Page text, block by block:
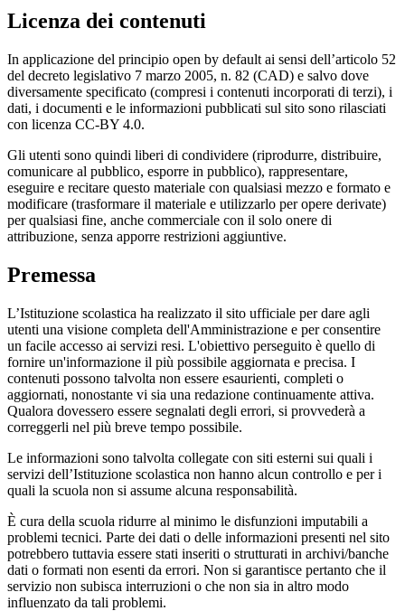
Licenza dei contenuti
In applicazione del principio open by default ai sensi dell’articolo 52
del decreto legislativo 7 marzo 2005, n. 82 (CAD) e salvo dove
diversamente specificato (compresi i contenuti incorporati di terzi), i
dati, i documenti e le informazioni pubblicati sul sito sono rilasciati
con licenza CC-BY 4.0.
Gli utenti sono quindi liberi di condividere (riprodurre, distribuire,
comunicare al pubblico, esporre in pubblico), rappresentare,
eseguire e recitare questo materiale con qualsiasi mezzo e formato e
modificare (trasformare il materiale e utilizzarlo per opere derivate)
per qualsiasi fine, anche commerciale con il solo onere di
attribuzione, senza apporre restrizioni aggiuntive.
Premessa
L’Istituzione scolastica ha realizzato il sito ufficiale per dare agli
utenti una visione completa dell'Amministrazione e per consentire
un facile accesso ai servizi resi. L'obiettivo perseguito è quello di
fornire un'informazione il più possibile aggiornata e precisa. I
contenuti possono talvolta non essere esaurienti, completi o
aggiornati, nonostante vi sia una redazione continuamente attiva.
Qualora dovessero essere segnalati degli errori, si provvederà a
correggerli nel più breve tempo possibile.
Le informazioni sono talvolta collegate con siti esterni sui quali i
servizi dell’Istituzione scolastica non hanno alcun controllo e per i
quali la scuola non si assume alcuna responsabilità.
È cura della scuola ridurre al minimo le disfunzioni imputabili a
problemi tecnici. Parte dei dati o delle informazioni presenti nel sito
potrebbero tuttavia essere stati inseriti o strutturati in archivi/banche
dati o formati non esenti da errori. Non si garantisce pertanto che il
servizio non subisca interruzioni o che non sia in altro modo
influenzato da tali problemi.